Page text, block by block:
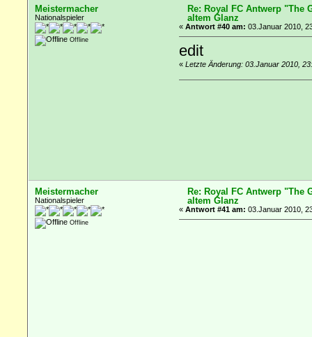
Meistermacher
Nationalspieler
Offline
Re: Royal FC Antwerp "The
altem Glanz
« Antwort #40 am: 03.Januar 2010,
edit
« Letzte Änderung: 03.Januar 2010,
Meistermacher
Nationalspieler
Offline
Re: Royal FC Antwerp "The
altem Glanz
« Antwort #41 am: 03.Januar 2010,